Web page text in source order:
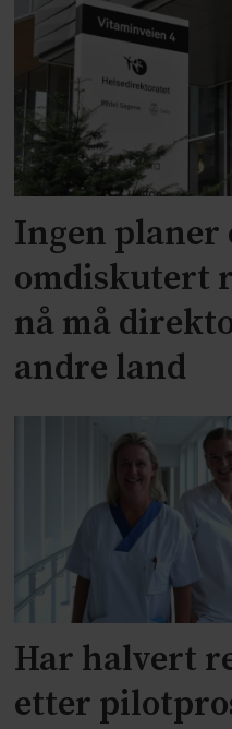
Ingen planer
omdiskutert
nå må
andre land
Har halvert
etter